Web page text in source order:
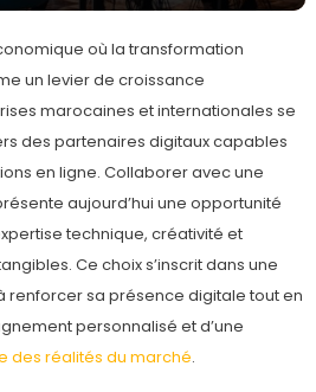
où la transformation
un levier de croissance
marocaines et internationales se
des partenaires digitaux capables
en ligne. Collaborer avec une
aujourd’hui une opportunité
technique, créativité et
Ce choix s’inscrit dans une
renforcer sa présence digitale tout en
personnalisé et d’une
des réalités du marché.